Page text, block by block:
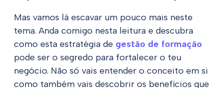
Mas vamos lá escavar um pouco mais neste
tema. Anda comigo nesta leitura e descubra
como esta estratégia de gestão de formação
pode ser o segredo para fortalecer o teu
negócio. Não só vais entender o conceito em si
como também vais descobrir os benefícios que